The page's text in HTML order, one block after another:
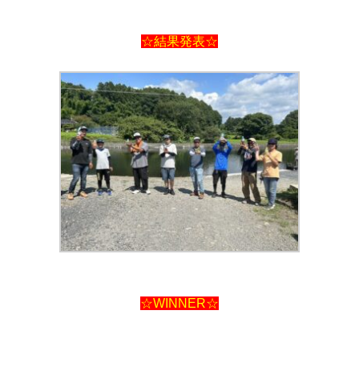
☆結果発表☆
☆WINNER☆